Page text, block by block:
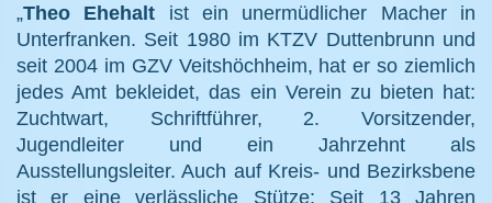
„Theo Ehehalt ist ein unermüdlicher Macher in
Unterfranken. Seit 1980 im KTZV Duttenbrunn und
seit 2004 im GZV Veitshöchheim, hat er so ziemlich
jedes Amt bekleidet, das ein Verein zu bieten hat:
Zuchtwart, Schriftführer, 2. Vorsitzender,
Jugendleiter und ein Jahrzehnt als
Ausstellungsleiter. Auch auf Kreis- und Bezirksbene
ist er eine verlässliche Stütze: Seit 13 Jahren